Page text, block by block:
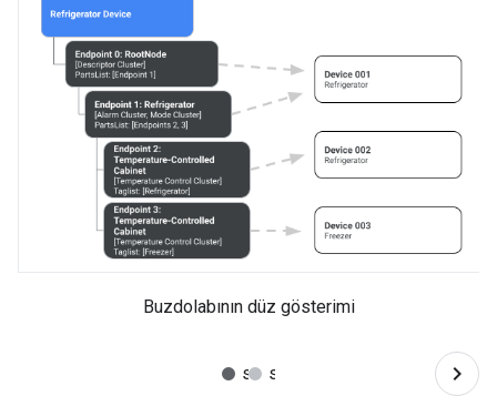
Buzdolabının düz gösterimi